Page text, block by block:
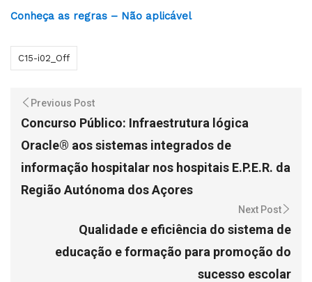
Conheça as regras – Não aplicável
C15-i02_Off
Previous Post
Concurso Público: Infraestrutura lógica
Oracle® aos sistemas integrados de
informação hospitalar nos hospitais E.P.E.R. da
Região Autónoma dos Açores
Next Post
Qualidade e eficiência do sistema de
educação e formação para promoção do
sucesso escolar